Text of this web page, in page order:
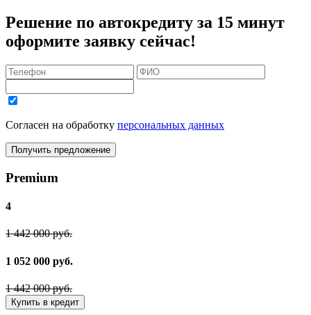
Решение по автокредиту за 15 минут
оформите заявку сейчас!
Согласен на обработку персональных данных
Получить предложение
Premium
4
1 442 000 руб.
1 052 000 руб.
1 442 000 руб.
Купить в кредит